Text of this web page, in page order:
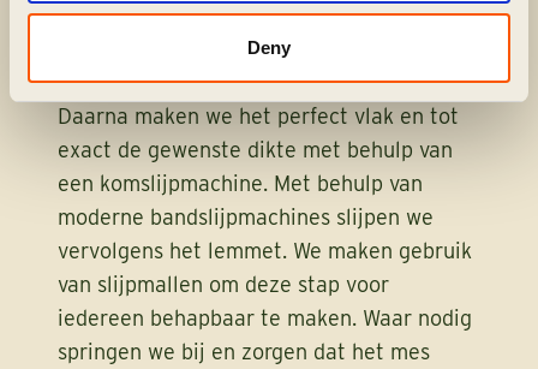
Deny
een mes, en wat voor mes! Eerst tekenen
we de vorm van het mes op het gesmede
staal en zagen en slijpen de contouren.
Daarna maken we het perfect vlak en tot
exact de gewenste dikte met behulp van
een komslijpmachine. Met behulp van
moderne bandslijpmachines slijpen we
vervolgens het lemmet. We maken gebruik
van slijpmallen om deze stap voor
iedereen behapbaar te maken. Waar nodig
springen we bij en zorgen dat het mes